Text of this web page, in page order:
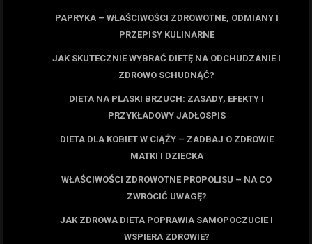
PAPRYKA – WŁAŚCIWOŚCI ZDROWOTNE, ODMIANY I
PRZEPISY KULINARNE
JAK SKUTECZNIE WYBRAĆ DIETĘ NA ODCHUDZANIE I
ZDROWO SCHUDNĄĆ?
DIETA NA PŁASKI BRZUCH: ZASADY, EFEKTY I
PRZYKŁADOWY JADŁOSPIS
DIETA DLA KOBIET W CIĄŻY – ZADBAJ O ZDROWIE
MATKI I DZIECKA
WŁAŚCIWOŚCI ZDROWOTNE PROPOLISU – NA CO
ZWRÓCIĆ UWAGĘ?
JAK ZDROWA DIETA POPRAWIA SAMOPOCZUCIE I
WSPIERA ZDROWIE?